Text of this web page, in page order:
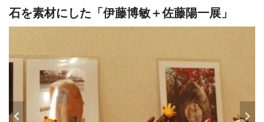
石を素材にした「伊藤博敏＋佐藤陽一展」